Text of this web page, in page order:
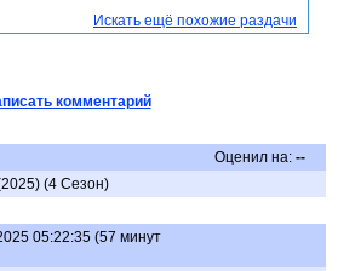
Искать ещё похожие раздачи
комментарий
Оценил на: --
(4 Сезон)
05:22:35 (57 минут